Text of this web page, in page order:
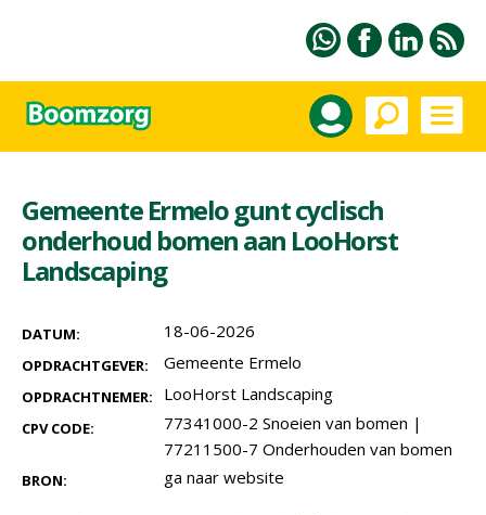
Gemeente Ermelo gunt cyclisch
onderhoud bomen aan LooHorst
Landscaping
DATUM: 18-06-2026
OPDRACHTGEVER: Gemeente Ermelo
OPDRACHTNEMER: LooHorst Landscaping
CPV CODE: 77341000-2 Snoeien van bomen |
77211500-7 Onderhouden van bomen
BRON: ga naar website